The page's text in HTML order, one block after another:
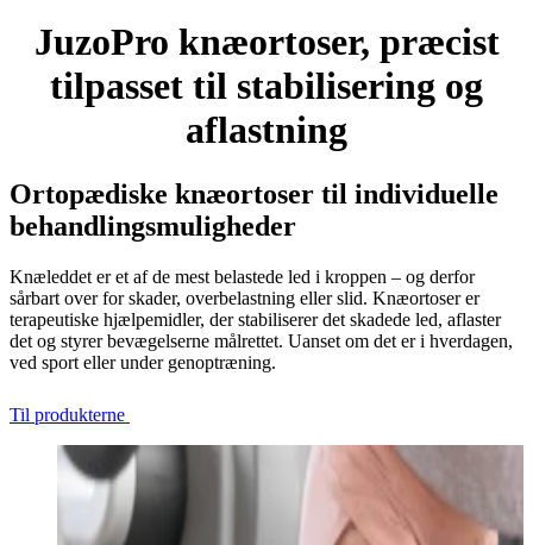
JuzoPro knæortoser, præcist
tilpasset til stabilisering og
aflastning
Ortopædiske knæortoser til individuelle
behandlingsmuligheder
Knæleddet er et af de mest belastede led i kroppen – og derfor
sårbart over for skader, overbelastning eller slid. Knæortoser er
terapeutiske hjælpemidler, der stabiliserer det skadede led, aflaster
det og styrer bevægelserne målrettet. Uanset om det er i hverdagen,
ved sport eller under genoptræning.
Til produkterne